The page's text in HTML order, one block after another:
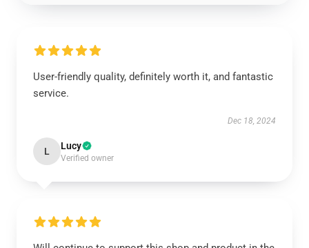
User-friendly quality, definitely worth it, and fantastic
service.
Dec 18, 2024
L Lucy
Verified owner